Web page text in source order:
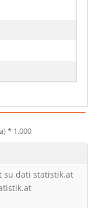
* 1.000
su dati statistik.at